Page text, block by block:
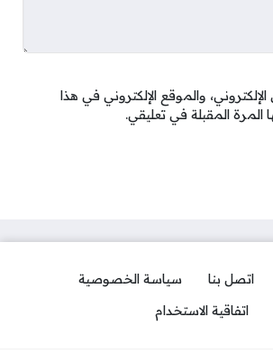
والموقع الإلكتروني في هذا
المرة المقبلة في تعليقي.
اتصل بنا
سياسة الخصوصية
اتفاقية الاستخدام